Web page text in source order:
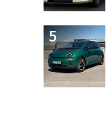
5